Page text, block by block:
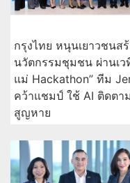
กรุงไทย หนุนเยาวชนสร้
นวัตกรรมชุมชน ผ่านเว
แม่ Hackathon” ทีม
คว้าแชมป์ ใช้ AI ติดตา
สูญหาย